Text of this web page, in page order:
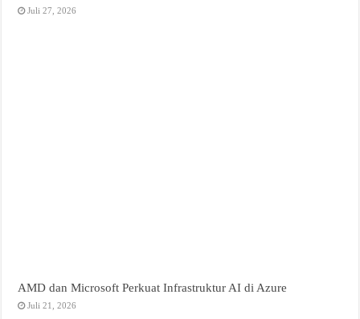
Juli 27, 2026
AMD dan Microsoft Perkuat Infrastruktur AI di Azure
Juli 21, 2026